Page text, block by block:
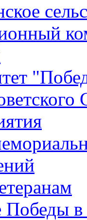
Победы